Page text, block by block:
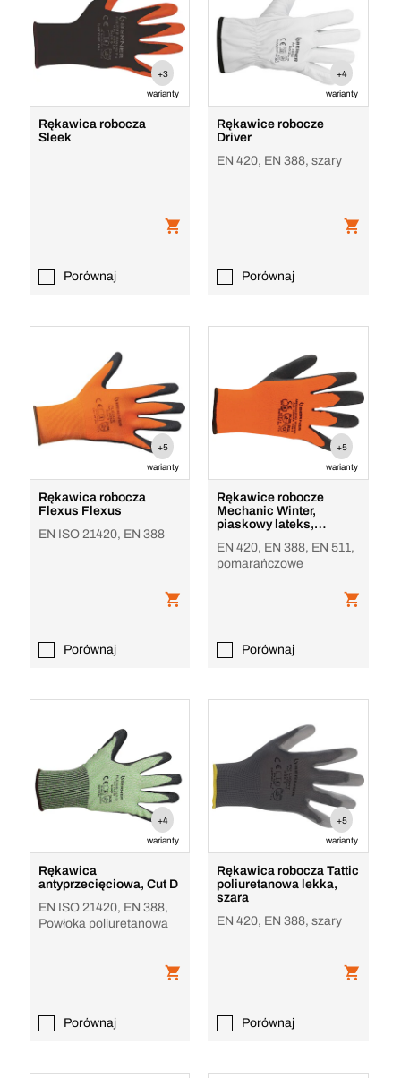
+3
warianty
Rękawica robocza
Sleek
Porównaj
+4
warianty
Rękawice robocze
Driver
EN 420, EN 388, szary
Porównaj
+5
warianty
Rękawica robocza
Flexus Flexus
EN ISO 21420, EN 388
Porównaj
+5
warianty
Rękawice robocze
Mechanic Winter,
piaskowy lateks,
EN 420, EN 388, EN 511,
pomarańczowe
Porównaj
+4
warianty
Rękawica
antyprzecięciowa, Cut D
EN ISO 21420, EN 388,
Powłoka poliuretanowa
Porównaj
+5
warianty
Rękawica robocza Tattic
poliuretanowa lekka,
szara
EN 420, EN 388, szary
Porównaj